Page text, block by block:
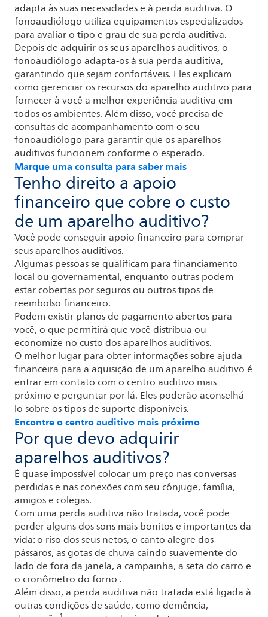
adapta às suas necessidades e à perda auditiva. O
fonoaudiólogo utiliza equipamentos especializados
para avaliar o tipo e grau de sua perda auditiva.
Depois de adquirir os seus aparelhos auditivos, o
fonoaudiólogo adapta-os à sua perda auditiva,
garantindo que sejam confortáveis. Eles explicam
como gerenciar os recursos do aparelho auditivo para
fornecer à você a melhor experiência auditiva em
todos os ambientes. Além disso, você precisa de
consultas de acompanhamento com o seu
fonoaudiólogo para garantir que os aparelhos
auditivos funcionem conforme o esperado.
Marque uma consulta para saber mais
Tenho direito a apoio
financeiro que cobre o custo
de um aparelho auditivo?
Você pode conseguir apoio financeiro para comprar
seus aparelhos auditivos.
Algumas pessoas se qualificam para financiamento
local ou governamental, enquanto outras podem
estar cobertas por seguros ou outros tipos de
reembolso financeiro.
Podem existir planos de pagamento abertos para
você, o que permitirá que você distribua ou
economize no custo dos aparelhos auditivos.
O melhor lugar para obter informações sobre ajuda
financeira para a aquisição de um aparelho auditivo é
entrar em contato com o centro auditivo mais
próximo e perguntar por lá. Eles poderão aconselhá-
lo sobre os tipos de suporte disponíveis.
Encontre o centro auditivo mais próximo
Por que devo adquirir
aparelhos auditivos?
É quase impossível colocar um preço nas conversas
perdidas e nas conexões com seu cônjuge, família,
amigos e colegas.
Com uma perda auditiva não tratada, você pode
perder alguns dos sons mais bonitos e importantes da
vida: o riso dos seus netos, o canto alegre dos
pássaros, as gotas de chuva caindo suavemente do
lado de fora da janela, a campainha, a seta do carro e
o cronômetro do forno .
Além disso, a perda auditiva não tratada está ligada à
outras condições de saúde, como demência,